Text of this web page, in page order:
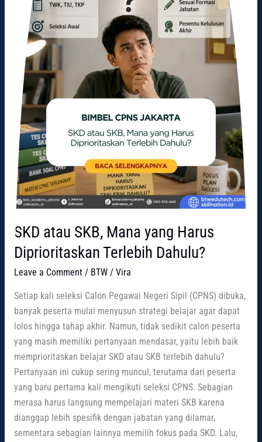
SKD atau SKB, Mana yang Harus
Diprioritaskan Terlebih Dahulu?
Leave a Comment / BTW/ Vira
Setiap kali seleksi Calon Pegawai Negeri Sipil (CPNS) dibuka,
banyak peserta mulai menyusun strategi belajar agar dapat
lolos hingga tahap akhir. Namun, tidak sedikit calon peserta
yang masih memiliki pertanyaan mendasar, yaitu lebih baik
memprioritaskan belajar SKD atau SKB terlebih dahulu?
Pertanyaan ini cukup sering muncul, terutama dari peserta
yang baru pertama kali mengikuti seleksi CPNS. Sebagian
merasa harus langsung mempelajari materi SKB karena
dianggap lebih spesifik dengan jabatan yang dilamar,
sementara sebagian lainnya memilih fokus pada SKD. Lalu,
Diprioritaskan
Terlebih
Dahulu?